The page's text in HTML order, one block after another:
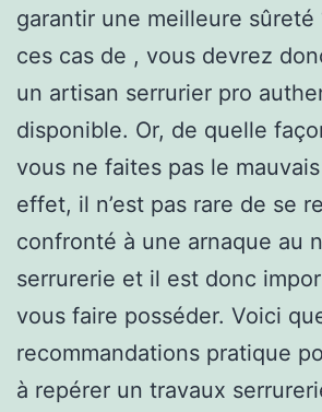
garantir une meilleure sûreté
ces cas de , vous devrez
un artisan serrurier pro
disponible. Or, de quelle
vous ne faites pas le
effet, il n’est pas rare de se
confronté à une arnaque au
serrurerie et il est donc
vous faire posséder. Voici
recommandations pratique
à repérer un travaux